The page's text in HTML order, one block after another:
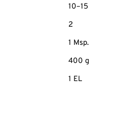
10–15
2
1 Msp.
400 g
1 EL